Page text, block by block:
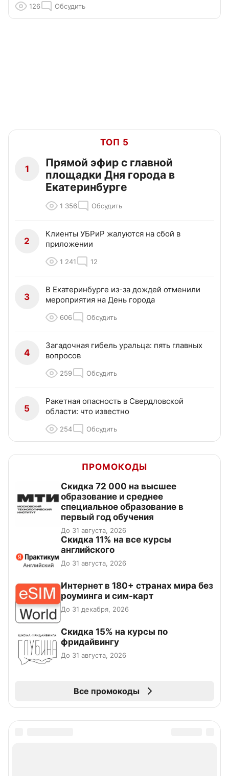
126 Обсудить
ТОП 5
1
Прямой эфир с главной
площадки Дня города в
Екатеринбурге
1 356 Обсудить
2
Клиенты УБРиР жалуются на сбой в
приложении
1 241 12
3
В Екатеринбурге из-за дождей отменили
мероприятия на День города
606 Обсудить
4
Загадочная гибель уральца: пять главных
вопросов
259 Обсудить
5
Ракетная опасность в Свердловской
области: что известно
254 Обсудить
ПРОМОКОДЫ
Скидка 72 000 на высшее
образование и среднее
специальное образование в
первый год обучения
До 31 августа, 2026
Скидка 11% на все курсы
английского
До 31 августа, 2026
Интернет в 180+ странах мира без
роуминга и сим-карт
До 31 декабря, 2026
Скидка 15% на курсы по
фридайвингу
До 31 августа, 2026
Все промокоды